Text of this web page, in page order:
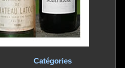
Catégories